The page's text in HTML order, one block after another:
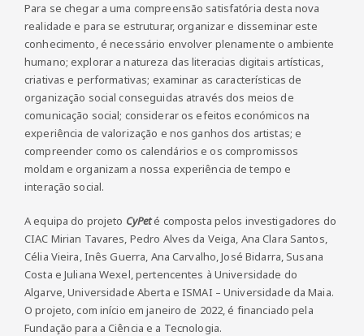
Para se chegar a uma compreensão satisfatória desta nova
realidade e para se estruturar, organizar e disseminar este
conhecimento, é necessário envolver plenamente o ambiente
humano; explorar a natureza das literacias digitais artísticas,
criativas e performativas; examinar as características de
organização social conseguidas através dos meios de
comunicação social; considerar os efeitos económicos na
experiência de valorização e nos ganhos dos artistas; e
compreender como os calendários e os compromissos
moldam e organizam a nossa experiência de tempo e
interação social.
A equipa do projeto CyPeté composta pelos investigadores do
CIAC Mirian Tavares, Pedro Alves da Veiga, Ana Clara Santos,
Célia Vieira, Inês Guerra, Ana Carvalho, José Bidarra, Susana
Costa e Juliana Wexel, pertencentes à Universidade do
Algarve, Universidade Aberta e ISMAI – Universidade da Maia.
O projeto, com início em janeiro de 2022, é financiado pela
Fundação para a Ciência e a Tecnologia.